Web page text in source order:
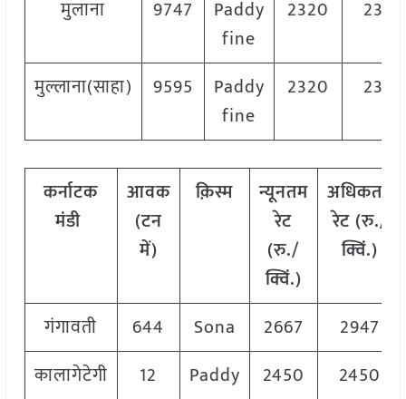
मुलाना 9747
Paddy
fine
2320 2320
मुल्लाना(साहा) 9595
Paddy
fine
2320 2320
कर्नाटक
मंडी
आवक
(टन
में)
क़िस्म
न्यूनतम
रेट
(रु./
क्विं.)
अधिकतम
रेट (रु./
क्विं.)
गंगावती 644 Sona 2667
2947
कालागेटेगी
12 Paddy 2450
2450